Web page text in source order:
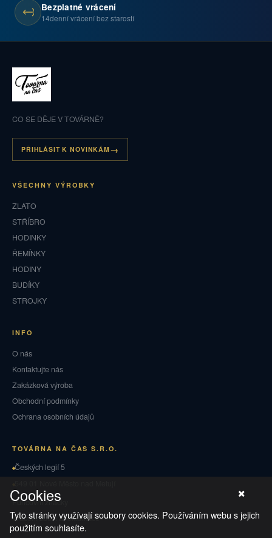
Bezplatné vrácení
14denní vrácení bez starostí
CO SE DĚJE V TOVÁRNĚ?
PŘIHLÁSIT K NOVINKÁM
VŠECHNY VÝROBKY
ZLATO
STŘÍBRO
HODINKY
ŘEMÍNKY
HODINY
BUDÍKY
STROJKY
INFO
O nás
Kontaktujte nás
Zakázková výroba
Obchodní podmínky
Ochrana osobních údajů
TOVÁRNA NA ČAS S.R.O.
Českých legií 5
Puncovní značky
Vrácení zboží a reklamace
Cookies
Tyto stránky využívají soubory cookies. Používáním webu s jejich
použitím souhlasíte.